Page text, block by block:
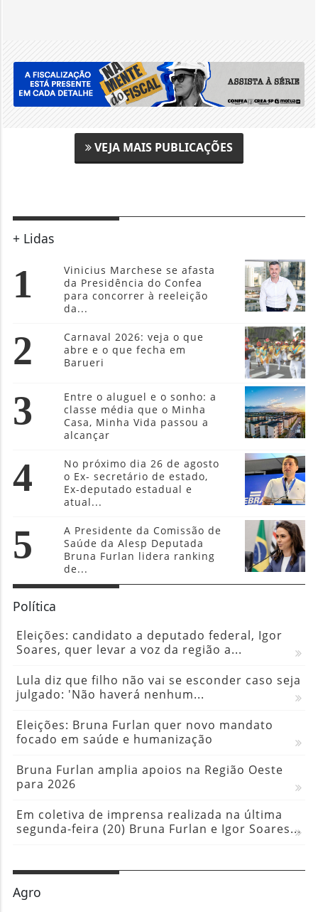
VEJA MAIS PUBLICAÇÕES
+ Lidas
1
Vinicius Marchese se afasta
da Presidência do Confea
para concorrer à reeleição
da...
2
Carnaval 2026: veja o que
abre e o que fecha em
Barueri
3
Entre o aluguel e o sonho: a
classe média que o Minha
Casa, Minha Vida passou a
alcançar
4
No próximo dia 26 de agosto
o Ex- secretário de estado,
Ex-deputado estadual e
atual...
5
A Presidente da Comissão de
Saúde da Alesp Deputada
Bruna Furlan lidera ranking
de...
Política
Eleições: candidato a deputado federal, Igor
Soares, quer levar a voz da região a...
Lula diz que filho não vai se esconder caso seja
julgado: 'Não haverá nenhum...
Eleições: Bruna Furlan quer novo mandato
focado em saúde e humanização
Bruna Furlan amplia apoios na Região Oeste
para 2026
Em coletiva de imprensa realizada na última
segunda-feira (20) Bruna Furlan e Igor Soares...
Agro